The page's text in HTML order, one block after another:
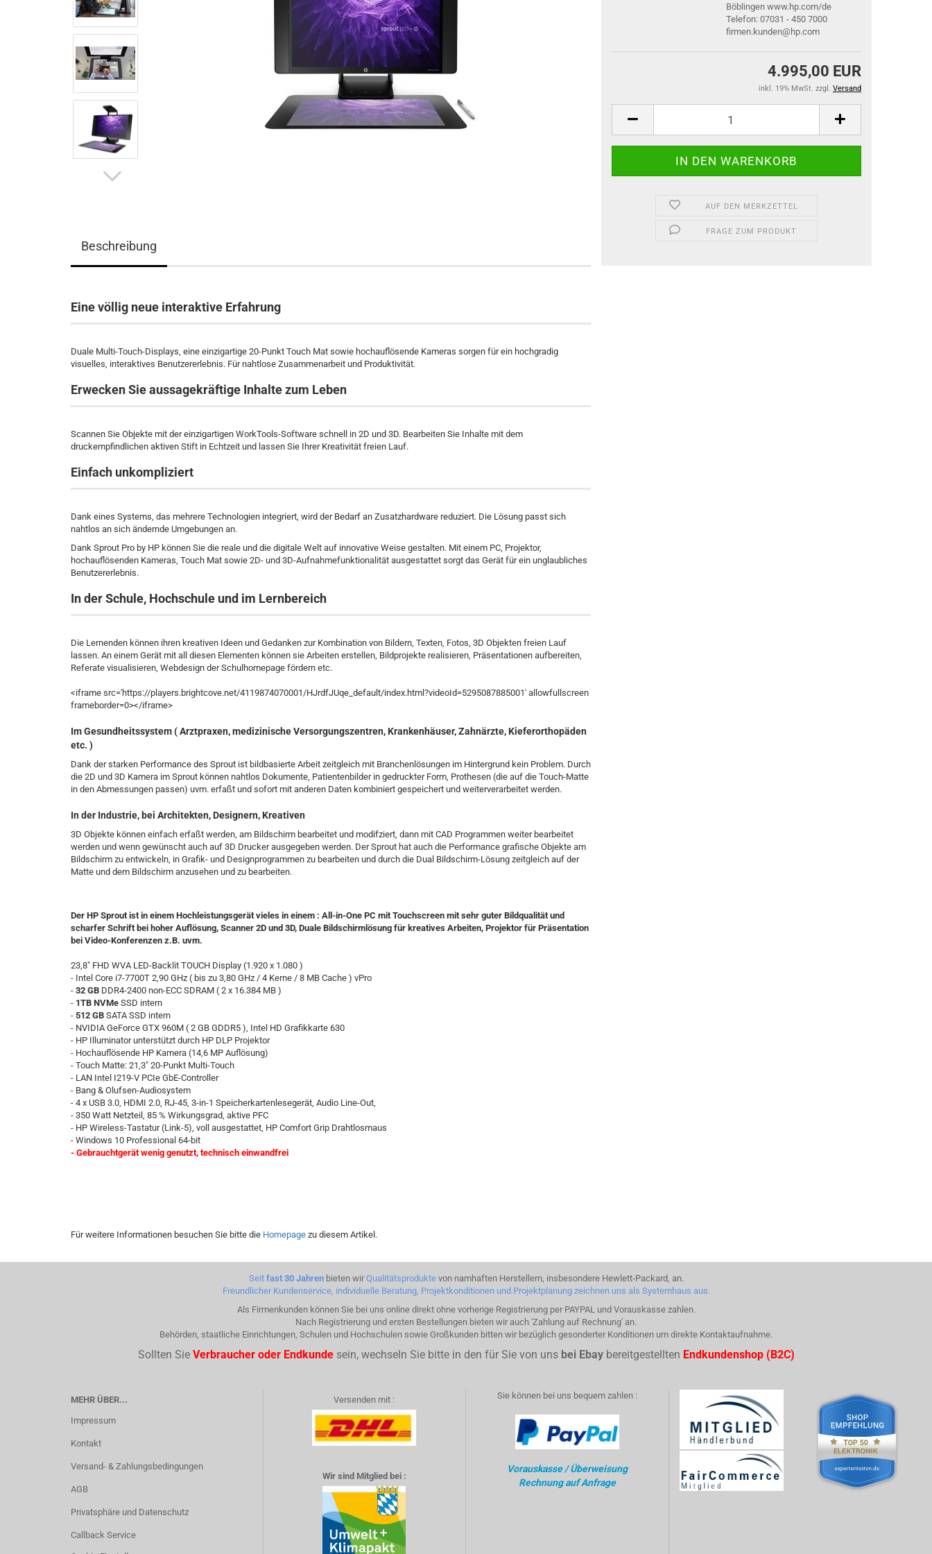
Böblingen www.hp.com/de
Telefon: 07031 - 450 7000
firmen.kunden@hp.com
4.995,00 EUR
inkl. 19% MwSt. zzgl. Versand
AUF DEN MERKZETTEL
FRAGE ZUM PRODUKT
Beschreibung
Eine völlig neue interaktive Erfahrung
Duale Multi-Touch-Displays, eine einzigartige 20-Punkt Touch Mat sowie hochauflösende Kameras sorgen für ein hochgradig
visuelles, interaktives Benutzererlebnis. Für nahtlose Zusammenarbeit und Produktivität.
Erwecken Sie aussagekräftige Inhalte zum Leben
Scannen Sie Objekte mit der einzigartigen WorkTools-Software schnell in 2D und 3D. Bearbeiten Sie Inhalte mit dem
druckempfindlichen aktiven Stift in Echtzeit und lassen Sie Ihrer Kreativität freien Lauf.
Einfach unkompliziert
Dank eines Systems, das mehrere Technologien integriert, wird der Bedarf an Zusatzhardware reduziert. Die Lösung passt sich
nahtlos an sich ändernde Umgebungen an.
Dank Sprout Pro by HP können Sie die reale und die digitale Welt auf innovative Weise gestalten. Mit einem PC, Projektor,
hochauflösenden Kameras, Touch Mat sowie 2D- und 3D-Aufnahmefunktionalität ausgestattet sorgt das Gerät für ein unglaubliches
Benutzererlebnis.
In der Schule, Hochschule und im Lernbereich
Die Lernenden können ihren kreativen Ideen und Gedanken zur Kombination von Bildern, Texten, Fotos, 3D Objekten freien Lauf
lassen. An einem Gerät mit all diesen Elementen können sie Arbeiten erstellen, Bildprojekte realisieren, Präsentationen aufbereiten,
Referate visualisieren, Webdesign der Schulhomepage fördern etc.
<iframe src='https://players.brightcove.net/4119874070001/HJrdfJUqe_default/index.html?videoId=5295087885001' allowfullscreen
frameborder=0></iframe>
Im Gesundheitssystem ( Arztpraxen, medizinische Versorgungszentren, Krankenhäuser, Zahnärzte, Kieferorthopäden
etc. )
Dank der starken Performance des Sprout ist bildbasierte Arbeit zeitgleich mit Branchenlösungen im Hintergrund kein Problem. Durch
die 2D und 3D Kamera im Sprout können nahtlos Dokumente, Patientenbilder in gedruckter Form, Prothesen (die auf die Touch-Matte
in den Abmessungen passen) uvm. erfaßt und sofort mit anderen Daten kombiniert gespeichert und weiterverarbeitet werden.
In der Industrie, bei Architekten, Designern, Kreativen
3D Objekte können einfach erfaßt werden, am Bildschirm bearbeitet und modifziert, dann mit CAD Programmen weiter bearbeitet
werden und wenn gewünscht auch auf 3D Drucker ausgegeben werden. Der Sprout hat auch die Performance grafische Objekte am
Bildschirm zu entwickeln, in Grafik- und Designprogrammen zu bearbeiten und durch die Dual Bildschirm-Lösung zeitgleich auf der
Matte und dem Bildschirm anzusehen und zu bearbeiten.
Der HP Sprout ist in einem Hochleistungsgerät vieles in einem : All-in-One PC mit Touchscreen mit sehr guter Bildqualität und
scharfer Schrift bei hoher Auflösung, Scanner 2D und 3D, Duale Bildschirmlösung für kreatives Arbeiten, Projektor für Präsentation
bei Video-Konferenzen z.B. uvm.
23,8" FHD WVA LED-Backlit TOUCH Display (1.920 x 1.080 )
- Intel Core i7-7700T 2,90 GHz ( bis zu 3,80 GHz / 4 Kerne / 8 MB Cache ) vPro
- 32 GB DDR4-2400 non-ECC SDRAM ( 2 x 16.384 MB )
- 1TB NVMe SSD intern
- 512 GB SATA SSD intern
- NVIDIA GeForce GTX 960M ( 2 GB GDDR5 ), Intel HD Grafikkarte 630
- HP Illuminator unterstützt durch HP DLP Projektor
- Hochauflösende HP Kamera (14,6 MP Auflösung)
- Touch Matte: 21,3" 20-Punkt Multi-Touch
- LAN Intel I219-V PCIe GbE-Controller
- Bang & Olufsen-Audiosystem
- 4 x USB 3.0, HDMI 2.0, RJ-45, 3-in-1 Speicherkartenlesegerät, Audio Line-Out,
- 350 Watt Netzteil, 85 % Wirkungsgrad, aktive PFC
- HP Wireless-Tastatur (Link-5), voll ausgestattet, HP Comfort Grip Drahtlosmaus
- Windows 10 Professional 64-bit
- Gebrauchtgerät wenig genutzt, technisch einwandfrei
Für weitere Informationen besuchen Sie bitte die Homepage zu diesem Artikel.
Seit fast 30 Jahrenbieten wir Qualitätsproduktevon namhaften Herstellern, insbesondere Hewlett-Packard, an.
Freundlicher Kundenservice, individuelle Beratung, Projektkonditionen und Projektplanung zeichnen uns als Systemhaus aus.
Als Firmenkunden können Sie bei uns online direkt ohne vorherige Registrierung per PAYPAL und Vorauskasse zahlen.
Nach Registrierung und ersten Bestellungen bieten wir auch 'Zahlung auf Rechnung' an.
Behörden, staatliche Einrichtungen, Schulen und Hochschulen sowie Großkunden bitten wir bezüglich gesonderter Konditionen um direkte Kontaktaufnahme.
Sollten Sie Verbraucher oder Endkundesein, wechseln Sie bitte in den für Sie von uns bei Ebaybereitgestellten Endkundenshop (B2C)
MEHR ÜBER...
Impressum
Kontakt
Versand- & Zahlungsbedingungen
AGB
Privatsphäre und Datenschutz
Callback Service
Versenden mit :
Wir sind Mitglied bei :
Sie können bei uns bequem zahlen :
Vorauskasse / Überweisung
Rechnung auf Anfrage